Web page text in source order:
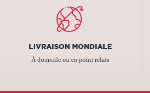
LIVRAISON MONDIALE
À domicile ou en point relais